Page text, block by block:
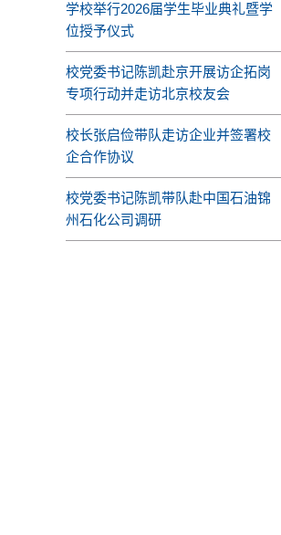
学校举行2026届学生毕业典礼暨学
位授予仪式
校党委书记陈凯赴京开展访企拓岗
专项行动并走访北京校友会
校长张启俭带队走访企业并签署校
企合作协议
校党委书记陈凯带队赴中国石油锦
州石化公司调研